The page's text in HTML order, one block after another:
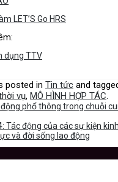
LET’S Go HRS
dụng TTV
posted in Tin tức and
vụ, MÔ HÌNH HỢP TÁC.
phổ thông trong chuỗi
Tác động của các sự kiện
và đời sống lao động